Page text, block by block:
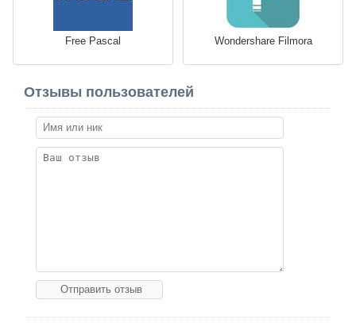
Free Pascal Wondershare Filmora
Отзывы пользователей